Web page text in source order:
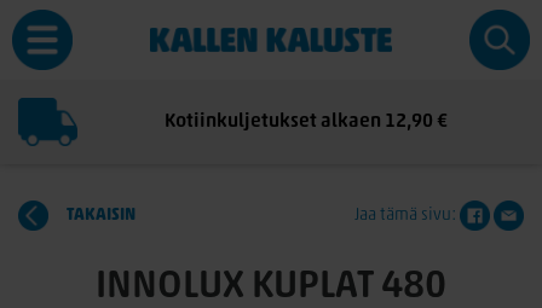
Kotiinkuljetukset alkaen 12,90 €
TAKAISIN Jaa tämä sivu:
INNOLUX KUPLAT 480